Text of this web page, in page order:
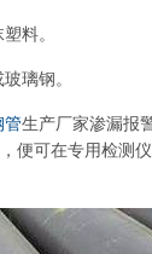
料。
璃钢。
管生产厂家渗漏报
便可在专用检测